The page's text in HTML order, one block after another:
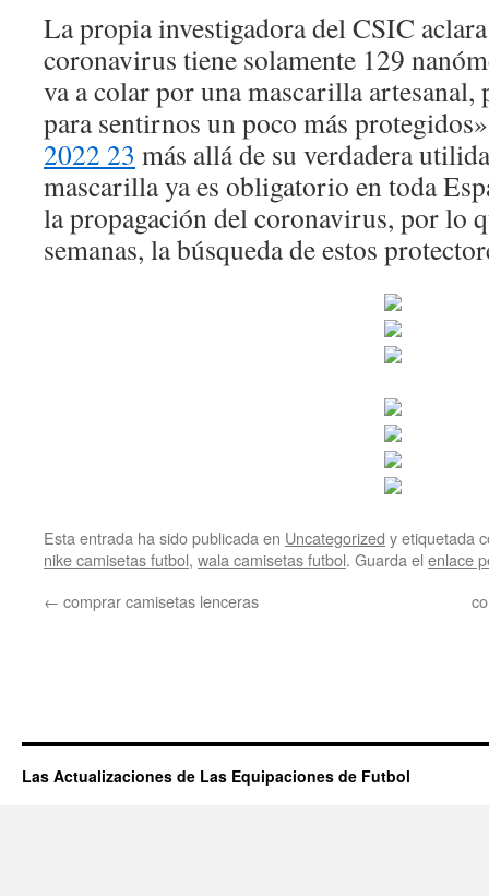
La propia investigadora del CSIC
coronavirus tiene solamente 129
va a colar por una mascarilla artesanal,
para sentirnos un poco más
2022 23 más allá de su verdadera
mascarilla ya es obligatorio en toda
la propagación del coronavirus, por lo
semanas, la búsqueda de estos
Esta entrada ha sido publicada en Uncategorized y etiquetada
nike camisetas futbol, wala camisetas futbol. Guarda el enlace
← comprar camisetas lenceras
Las Actualizaciones de Las Equipaciones de Futbol